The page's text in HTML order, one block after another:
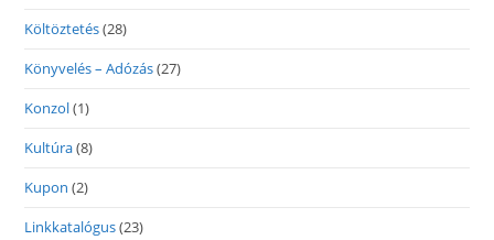
Költöztetés(28)
Könyvelés – Adózás(27)
Konzol(1)
Kultúra(8)
Kupon (2)
Linkkatalógus(23)